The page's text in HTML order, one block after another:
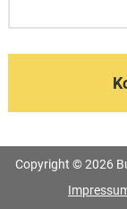
Copyright © 2026